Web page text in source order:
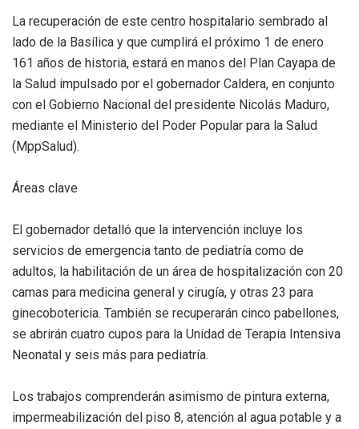
La recuperación de este centro hospitalario sembrado al
lado de la Basílica y que cumplirá el próximo 1 de enero
161 años de historia, estará en manos del Plan Cayapa de
la Salud impulsado por el gobernador Caldera, en conjunto
con el Gobierno Nacional del presidente Nicolás Maduro,
mediante el Ministerio del Poder Popular para la Salud
(MppSalud).
Áreas clave
El gobernador detalló que la intervención incluye los
servicios de emergencia tanto de pediatría como de
adultos, la habilitación de un área de hospitalización con 20
camas para medicina general y cirugía, y otras 23 para
ginecobotericia. También se recuperarán cinco pabellones,
se abrirán cuatro cupos para la Unidad de Terapia Intensiva
Neonatal y seis más para pediatría.
Los trabajos comprenderán asimismo de pintura externa,
impermeabilización del piso 8, atención al agua potable y a